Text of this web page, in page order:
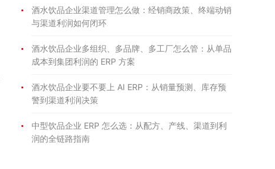
酒水饮品企业渠道管理怎么做：经销商政策、终端动销
与渠道利润如何闭环
酒水饮品企业多组织、多品牌、多工厂怎么管：从单品
成本到集团利润的 ERP 方案
酒水饮品企业要不要上 AI ERP：从销量预测、库存预
警到渠道利润决策
中型饮品企业 ERP 怎么选：从配方、产线、渠道到利
润的全链路指南